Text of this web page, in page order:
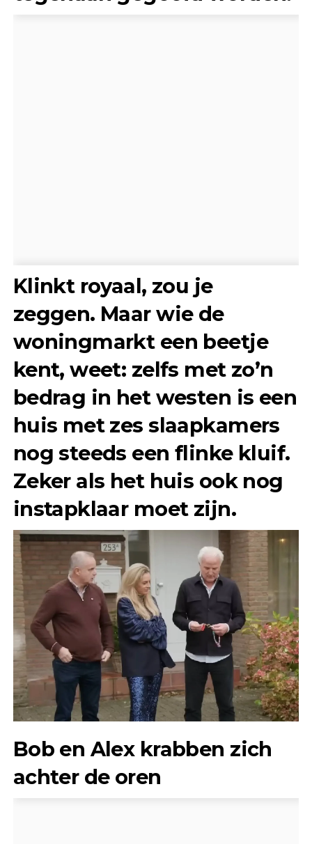
Klinkt royaal, zou je
zeggen. Maar wie de
woningmarkt een beetje
kent, weet: zelfs met zo’n
bedrag in het westen is een
huis met zes slaapkamers
nog steeds een flinke kluif.
Zeker als het huis ook nog
instapklaar moet zijn.
Bob en Alex krabben zich
achter de oren